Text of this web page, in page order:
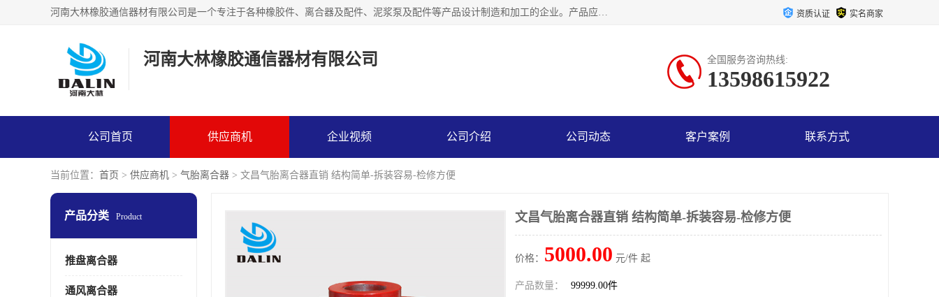
河南大林橡胶通信器材有限公司是一个专注于各种橡胶件、离合器及配件、泥浆泵及配件等产品设计制造和加工的企业。产品应用于矿山、冶金、石油、钢铁、化工、水泥、船舶、造纸、通用机械等各种大功率机械传动或制动装置。 资质认证 实名商家
河南大林橡胶通信器材有限公司 全国服务咨询热线:
13598615922
公司首页 供应商机 企业视频 公司介绍 公司动态 客户案例 联系方式
当前位置： 首页 > 供应商机 > 气胎离合器 > 文昌气胎离合器直销 结构简单-拆装容易-检修方便
产品分类 Product
推盘离合器
通风离合器
文昌气胎离合器直销 结构简单-拆装容易-检修方便
价格： 5000.00 元/件 起
产品数量： 99999.00件